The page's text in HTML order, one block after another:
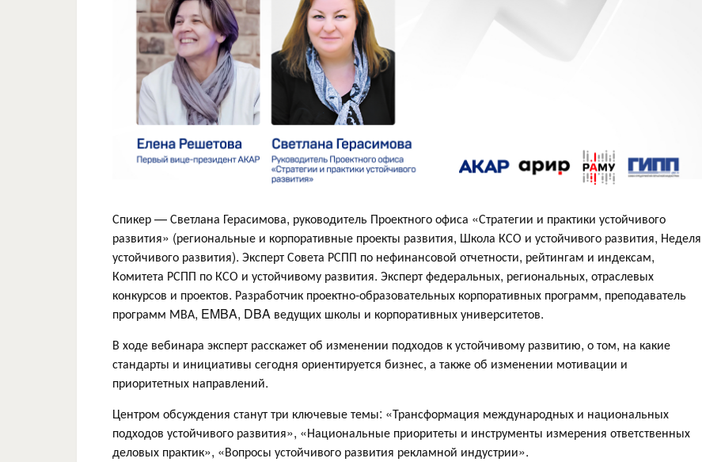
Спикер — Светлана Герасимова, руководитель Проектного офиса «Стратегии и практики устойчивого
развития» (региональные и корпоративные проекты развития, Школа КСО и устойчивого развития, Неделя
устойчивого развития). Эксперт Совета РСПП по нефинансовой отчетности, рейтингам и индексам,
Комитета РСПП по КСО и устойчивому развития. Эксперт федеральных, региональных, отраслевых
конкурсов и проектов. Разработчик проектно-образовательных корпоративных программ, преподаватель
программ МВА, EMBA, DBA ведущих школы и корпоративных университетов.
В ходе вебинара эксперт расскажет об изменении подходов к устойчивому развитию, о том, на какие
стандарты и инициативы сегодня ориентируется бизнес, а также об изменении мотивации и
приоритетных направлений.
Центром обсуждения станут три ключевые темы: «Трансформация международных и национальных
подходов устойчивого развития», «Национальные приоритеты и инструменты измерения ответственных
деловых практик», «Вопросы устойчивого развития рекламной индустрии».